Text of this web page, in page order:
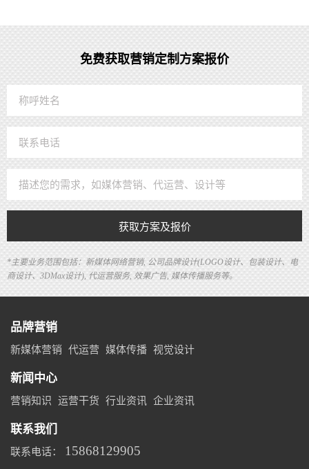
免费获取营销定制方案报价
获取方案及报价
*主要业务范围包括：新媒体网络营销, 公司品牌设计(LOGO设计、包装设计、电
商设计、3DMax设计), 代运营服务, 效果广告, 媒体传播服务等。
品牌营销
新媒体营销 代运营 媒体传播 视觉设计
新闻中心
营销知识 运营干货 行业资讯 企业资讯
联系我们
联系电话： 15868129905